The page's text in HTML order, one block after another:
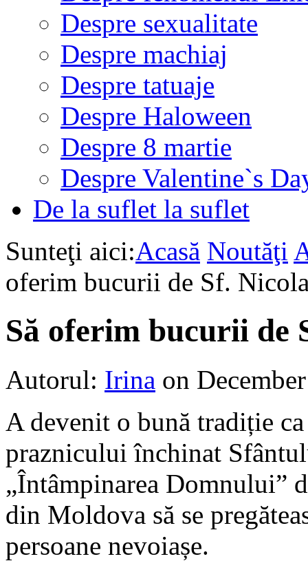
Despre sexualitate
Despre machiaj
Despre tatuaje
Despre Haloween
Despre 8 martie
Despre Valentine`s
De la suflet la suflet
Sunteţi aici:Acasă Noutăţi
oferim bucurii de Sf.
Să oferim bucurii de
Autorul: Irina on
A devenit o bună tradiție
praznicului închinat
„Întâmpinarea Domnului”
din Moldova să se
persoane nevoiașe.